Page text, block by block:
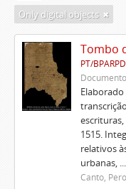
Only digital objects
PT/
1515.
relativos
urbanas, ...
Canto,